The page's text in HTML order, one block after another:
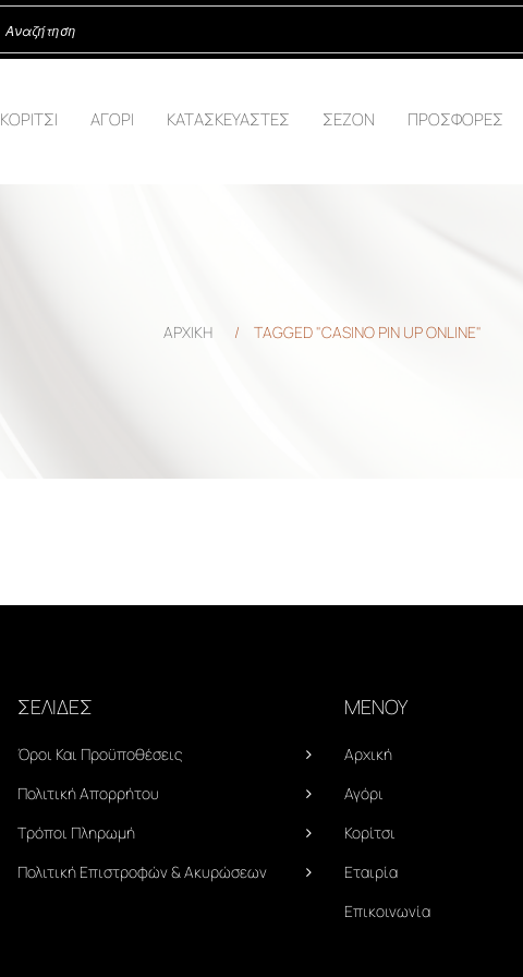
ΚΟΡΙΤΣΙ ΑΓΟΡΙ ΚΑΤΑΣΚΕΥΑΣΤΕΣ ΣΕΖΟΝ ΠΡΟΣΦΟΡΕΣ
ΑΡΧΙΚΗ / TAGGED "CASINO PIN UP ONLINE"
ΣΕΛΙΔΕΣ
Όροι Και Προϋποθέσεις
Πολιτική Απορρήτου
Τρόποι Πληρωμή
Πολιτική Επιστροφών & Ακυρώσεων
ΜΕΝΟΥ
Αρχική
Αγόρι
Κορίτσι
Εταιρία
Επικοινωνία